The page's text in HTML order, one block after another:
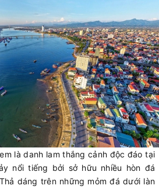
là danh lam thắng cảnh độc đáo tại
nổi tiếng bởi sở hữu nhiều hòn đá
dáng trên những mỏm đá dưới làn